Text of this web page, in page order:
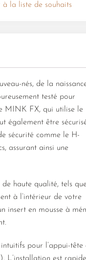
à la liste de souhaits
nés, de la
testé pour
MINK FX, qui utilise le
également être
sécurité comme le H-
assurant ainsi une
haute qualité, tels
à l’intérieur de votre
insert en mousse à
pour l’appui-tête